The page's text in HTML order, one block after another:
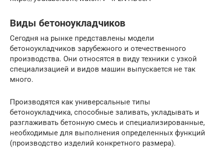
Виды бетоноукладчиков
Сегодня на рынке представлены модели
бетоноукладчиков зарубежного и отечественного
производства. Они относятся в виду техники с узкой
специализацией и видов машин выпускается не так
много.
Производятся как универсальные типы
бетоноукладчика, способные заливать, укладывать и
разглаживать бетонную смесь и специализированные,
необходимые для выполнения определенных функций
(производство изделий конкретного размера).